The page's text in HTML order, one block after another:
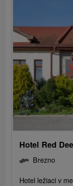
Hotel Red
Brezno
Hotel ležiaci v